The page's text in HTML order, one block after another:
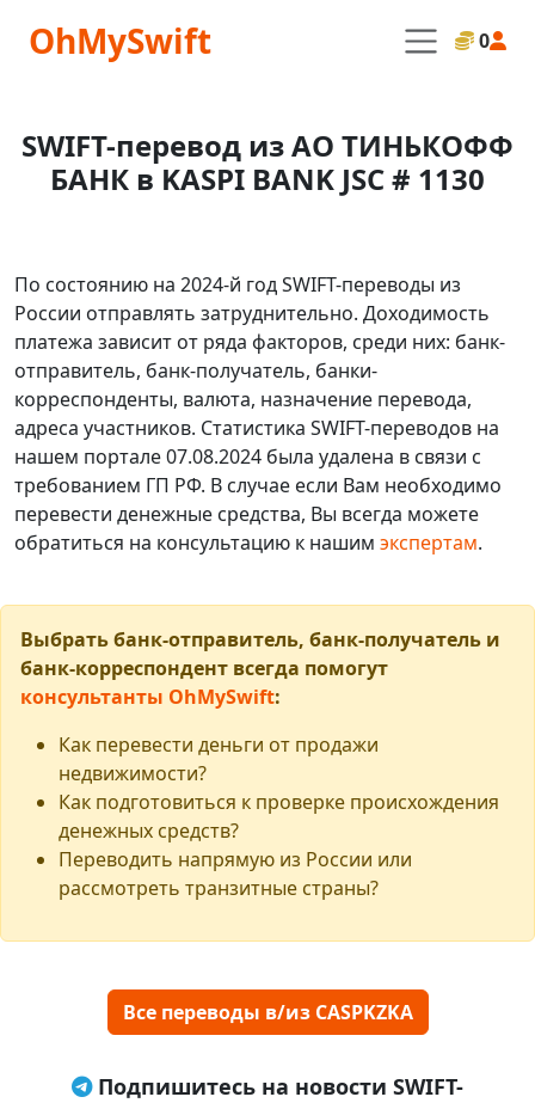
OhMySwift 0
SWIFT-перевод из АО ТИНЬКОФФ
БАНК в KASPI BANK JSC # 1130
По состоянию на 2024-й год SWIFT-переводы из
России отправлять затруднительно. Доходимость
платежа зависит от ряда факторов, среди них: банк-
отправитель, банк-получатель, банки-
корреспонденты, валюта, назначение перевода,
адреса участников. Статистика SWIFT-переводов на
нашем портале 07.08.2024 была удалена в связи с
требованием ГП РФ. В случае если Вам необходимо
перевести денежные средства, Вы всегда можете
обратиться на консультацию к нашим экспертам.
Выбрать банк-отправитель, банк-получатель и
банк-корреспондент всегда помогут
консультанты OhMySwift:
Как перевести деньги от продажи
недвижимости?
Как подготовиться к проверке происхождения
денежных средств?
Переводить напрямую из России или
рассмотреть транзитные страны?
Все переводы в/из CASPKZKA
Подпишитесь на новости SWIFT-